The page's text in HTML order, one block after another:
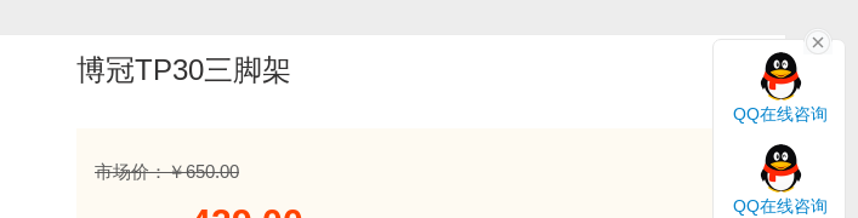
QQ在线咨询
QQ在线咨询
博冠TP30三脚架
市场价：￥650.00